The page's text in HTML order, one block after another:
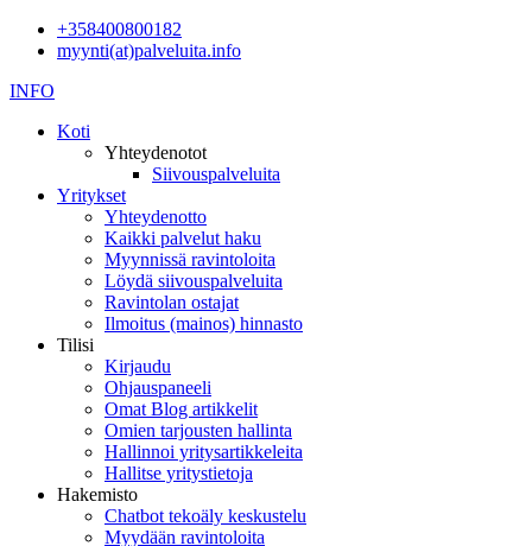
+358400800182
myynti(at)palveluita.info
INFO
Koti
Yhteydenotot
Siivouspalveluita
Yritykset
Yhteydenotto
Kaikki palvelut haku
Myynnissä ravintoloita
Löydä siivouspalveluita
Ravintolan ostajat
Ilmoitus (mainos) hinnasto
Tilisi
Kirjaudu
Ohjauspaneeli
Omat Blog artikkelit
Omien tarjousten hallinta
Hallinnoi yritysartikkeleita
Hallitse yritystietoja
Hakemisto
Chatbot tekoäly keskustelu
Myydään ravintoloita